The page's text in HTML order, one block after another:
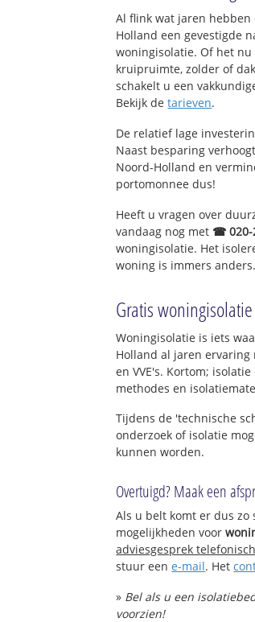
Al flink wat jaren
Holland een gevestigde
woningisolatie. Of het
kruipruimte, zolder of
schakelt u een
Bekijk detarieven.
De relatief lage
Naast besparing
Noord-Holland en
portomonnee dus!
Heeft u vragen over
vandaag nog met ☎ 020-
woningisolatie. Het
woning is immers anders.
Gratis
Woningisolatie is iets
Holland al jaren
en VVE's. Kortom;
methodes en
Tijdens de 'technische
onderzoek of isolatie
kunnen worden.
Overtuigd? Maak een
Als u belt komt er dus
mogelijkheden voor
adviesgesprek
stuur eene-mail. Het
» Bel als u een
voorzien!